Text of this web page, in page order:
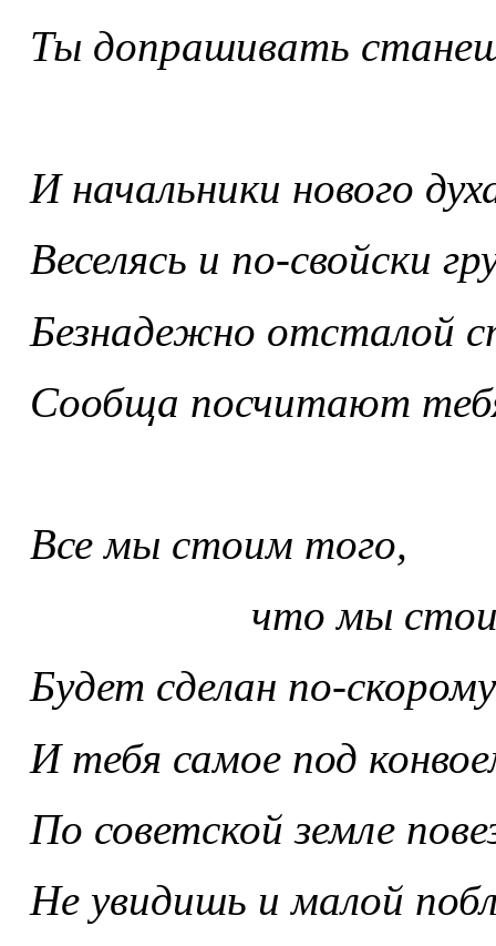
Ты допрашивать
И начальники нового
Веселясь и по-свойски
Безнадежно отсталой
Сообща посчитают
Все мы стоим того,
что мы
Будет сделан по-
И тебя самое под
По советской земле
Не увидишь и малой